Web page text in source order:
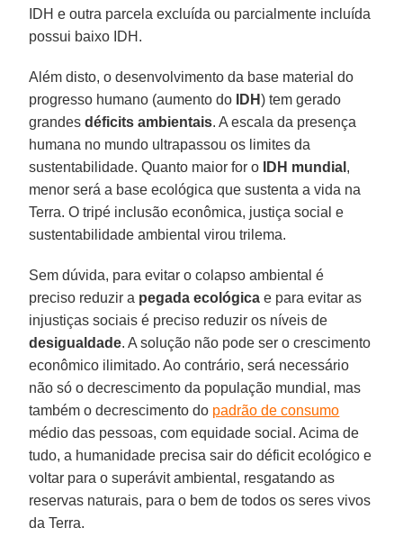
IDH e outra parcela excluída ou parcialmente incluída
possui baixo IDH.
Além disto, o desenvolvimento da base material do
progresso humano (aumento do
IDH) tem gerado
grandesdéficits ambientais. A escala da presença
humana no mundo ultrapassou os limites da
sustentabilidade. Quanto maior for o IDH mundial ,
menor será a base ecológica que sustenta a vida na
Terra. O tripé inclusão econômica, justiça social e
sustentabilidade ambiental virou trilema.
Sem dúvida, para evitar o colapso ambiental é
preciso reduzir a pegada ecológica e para evitar as
injustiças sociais é preciso reduzir os níveis de
desigualdade. A solução não pode ser o crescimento
econômico ilimitado. Ao contrário, será necessário
não só o decrescimento da população mundial, mas
também o decrescimento do padrão de consumo
médio das pessoas, com equidade social. Acima de
tudo, a humanidade precisa sair do déficit ecológico e
voltar para o superávit ambiental, resgatando as
reservas naturais, para o bem de todos os seres vivos
da Terra.